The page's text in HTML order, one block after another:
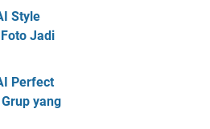
Style
Jadi
Perfect
yang